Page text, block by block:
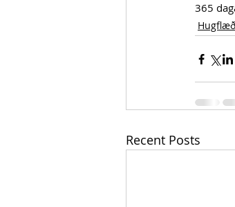
365
Recent Posts